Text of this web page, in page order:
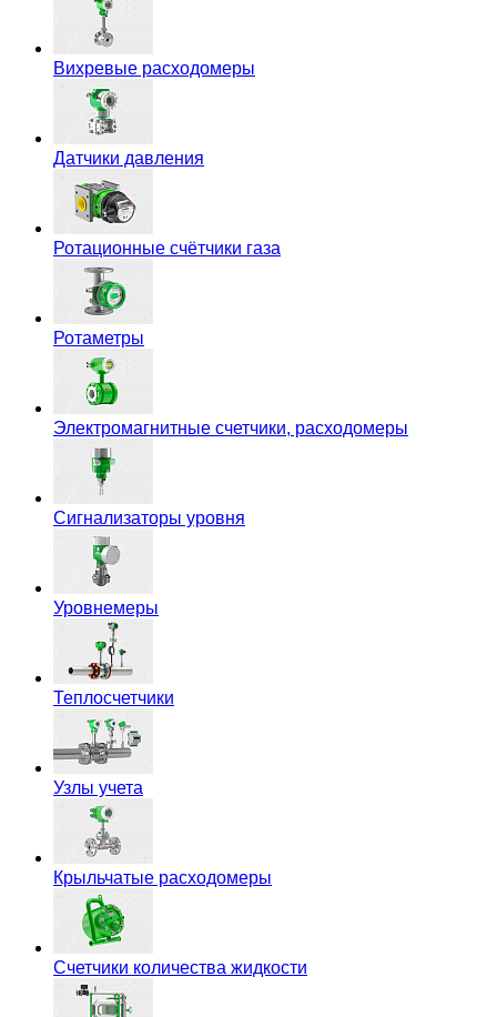
Вихревые расходомеры
Датчики давления
Ротационные счётчики газа
Ротаметры
Электромагнитные счетчики, расходомеры
Сигнализаторы уровня
Уровнемеры
Теплосчетчики
Узлы учета
Крыльчатые расходомеры
Счетчики количества жидкости